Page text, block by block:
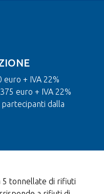
euro + IVA 22%
euro + IVA 22%
partecipanti dalla
5 tonnellate di rifiuti